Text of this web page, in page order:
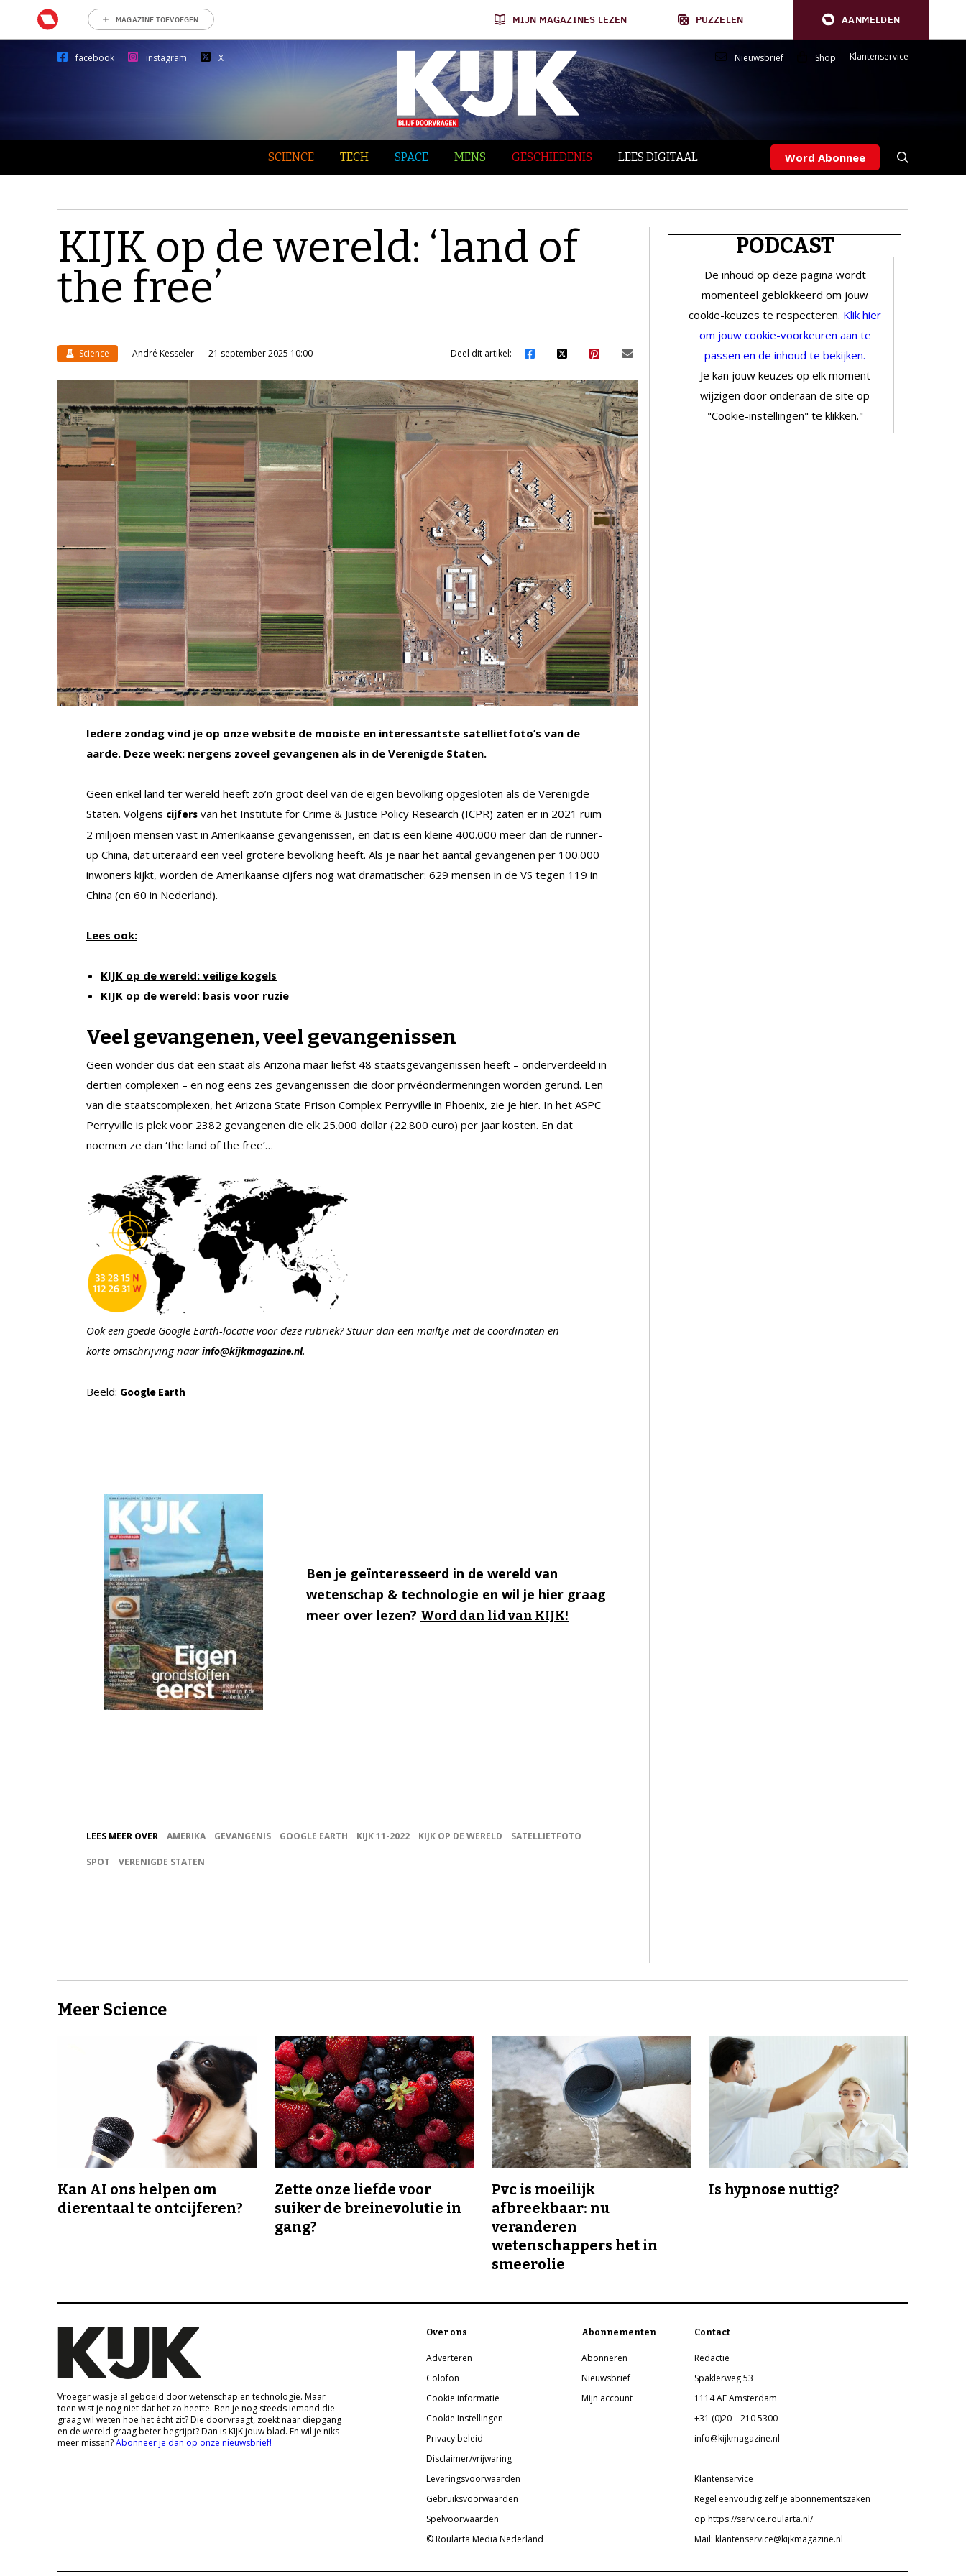
MAGAZINE TOEVOEGEN MIJN MAGAZINES LEZEN PUZZELEN AANMELDEN
facebook instagram X Nieuwsbrief Shop Klantenservice
SCIENCE TECH SPACE MENS GESCHIEDENIS LEES DIGITAAL Word Abonnee
KIJK op de wereld: ‘land of
the free’
Science André Kesseler 21 september 2025 10:00 Deel dit artikel:
Iedere zondag vind je op onze website de mooiste en interessantste satellietfoto’s van de
aarde. Deze week: nergens zoveel gevangenen als in de Verenigde Staten.
Geen enkel land ter wereld heeft zo’n groot deel van de eigen bevolking opgesloten als de Verenigde
Staten. Volgens cijfers van het Institute for Crime & Justice Policy Research (ICPR) zaten er in 2021 ruim
2 miljoen mensen vast in Amerikaanse gevangenissen, en dat is een kleine 400.000 meer dan de runner-
up China, dat uiteraard een veel grotere bevolking heeft. Als je naar het aantal gevangenen per 100.000
inwoners kijkt, worden de Amerikaanse cijfers nog wat dramatischer: 629 mensen in de VS tegen 119 in
China (en 60 in Nederland).
Lees ook:
KIJK op de wereld: veilige kogels
KIJK op de wereld: basis voor ruzie
Veel gevangenen, veel gevangenissen
Geen wonder dus dat een staat als Arizona maar liefst 48 staatsgevangenissen heeft – onderverdeeld in
dertien complexen – en nog eens zes gevangenissen die door privéondermeningen worden gerund. Een
van die staatscomplexen, het Arizona State Prison Complex Perryville in Phoenix, zie je hier. In het ASPC
Perryville is plek voor 2382 gevangenen die elk 25.000 dollar (22.800 euro) per jaar kosten. En dat
noemen ze dan ‘the land of the free’…
Ook een goede Google Earth-locatie voor deze rubriek? Stuur dan een mailtje met de coördinaten en
korte omschrijving naarinfo@kijkmagazine.nl.
Beeld: Google Earth
Ben je geïnteresseerd in de wereld van
wetenschap & technologie en wil je hier graag
meer over lezen? Word dan lid van KIJK!
LEES MEER OVER AMERIKA GEVANGENIS GOOGLE EARTH KIJK 11-2022 KIJK OP DE WERELD SATELLIETFOTO
SPOT VERENIGDE STATEN
PODCAST
De inhoud op deze pagina wordt
momenteel geblokkeerd om jouw
cookie-keuzes te respecteren. Klik hier
om jouw cookie-voorkeuren aan te
passen en de inhoud te bekijken.
Je kan jouw keuzes op elk moment
wijzigen door onderaan de site op
"Cookie-instellingen" te klikken."
Meer Science
Kan AI ons helpen om
dierentaal te ontcijferen?
Zette onze liefde voor
suiker de breinevolutie in
gang?
Pvc is moeilijk
afbreekbaar: nu
veranderen
wetenschappers het in
smeerolie
Is hypnose nuttig?
Vroeger was je al geboeid door wetenschap en technologie. Maar
toen wist je nog niet dat het zo heette. Ben je nog steeds iemand die
graag wil weten hoe het écht zit? Die doorvraagt, zoekt naar diepgang
en de wereld graag beter begrijpt? Dan is KIJK jouw blad. En wil je niks
meer missen?Abonneer je dan op onze nieuwsbrief!
Over ons
Adverteren
Colofon
Cookie informatie
Cookie Instellingen
Privacy beleid
Disclaimer/vrijwaring
Leveringsvoorwaarden
Gebruiksvoorwaarden
Spelvoorwaarden
© Roularta Media Nederland
Abonnementen
Abonneren
Nieuwsbrief
Mijn account
Contact
Redactie
Spaklerweg 53
1114 AE Amsterdam
+31 (0)20 – 210 5300
info@kijkmagazine.nl
Klantenservice
Regel eenvoudig zelf je abonnementszaken
op https://service.roularta.nl/
Mail: klantenservice@kijkmagazine.nl